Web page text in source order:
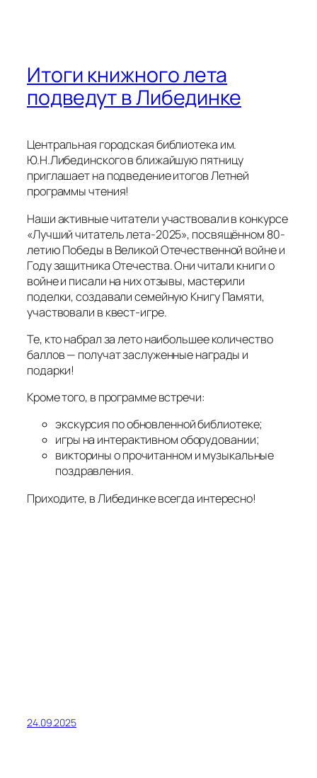
летию Победы в Великой Отечественной войне и
Году защитника Отечества. Они читали книги о
войне и писали на них отзывы, мастерили
Те, кто набрал за лето наибольшее количество
баллов — получат заслуженные награды и
подарки!
Кроме того, в программе встречи:
экскурсия по обновленной библиотеке;
игры на интерактивном оборудовании;
викторины о прочитанном и музыкальные
поздравления.
Приходите, в Либединке всегда интересно!
24.09.2025